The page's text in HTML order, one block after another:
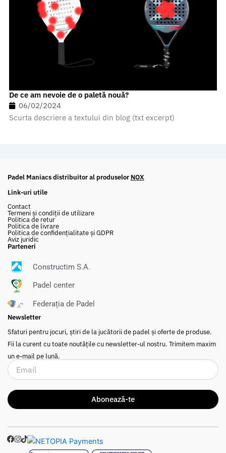
De ce am nevoie de o paletă nouă?
06/02/2024
Scurta descriere a textului din blog (txt excerpt)
Padel Maniacs distribuitor al produselor NOX
Link-uri utile
Contact
Termeni și condiții de utilizare
Politica de retur
Politica de livrare
Politica de confidențialitate și GDPR
Aviz juridic
Parteneri
Constructim S.A.
Padel center
dinRomâia
FEDERAȚIA
DEPADEL Federația de Padel
Newsletter
Sfaturi pentru jocuri, știri de la jucătorii de padel și oferte de produse.
Fii la curent cu toate noutățile cu newsletter-ul nostru. Trimitem maxim
un e-mail pe lună.
Abonează-te